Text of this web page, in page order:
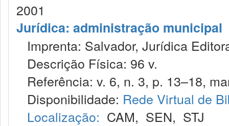
2001
Jurídica: administração municipal
Imprenta: Salvador, Jurídica
Descrição Física: 96 v.
Referência: v. 6, n. 3, p. 13–18,
Disponibilidade: Rede Virtual de
Localização: CAM, SEN, STJ